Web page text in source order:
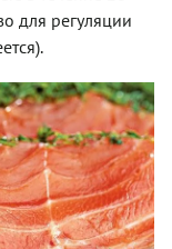
для регуляции